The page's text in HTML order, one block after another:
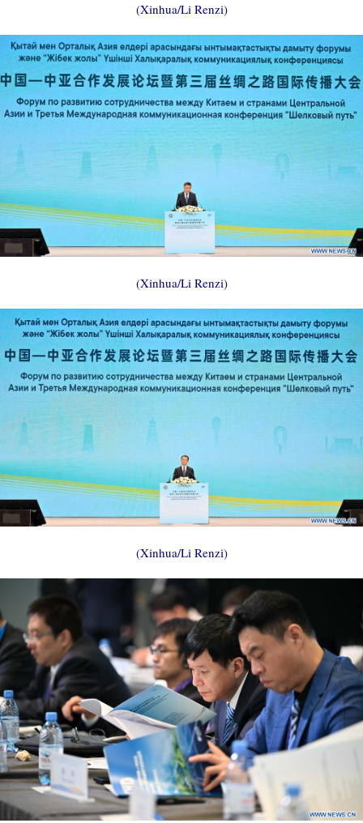
(Xinhua/Li Renzi)
(Xinhua/Li Renzi)
(Xinhua/Li Renzi)